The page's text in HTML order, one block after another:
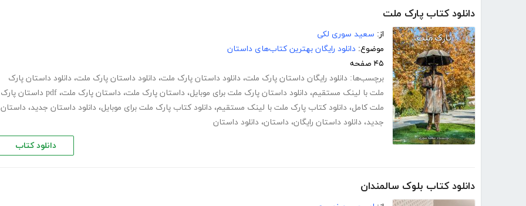
دانلود کتاب پارک ملت
از: سعید سوری لکی
موضوع: دانلود رایگان بهترین کتاب‌های داستان
۴۵ صفحه
برچسب‌ها: دانلود رایگان داستان پارک ملت، دانلود داستان پارک ملت، دانلود داستان پارک ملت، دانلود داستان پارک
ملت با لینک مستقیم، دانلود داستان پارک ملت برای موبایل، داستان پارک ملت، داستان پارک ملت،
pdf داستان پارک
ملت کامل، دانلود کتاب پارک ملت با لینک مستقیم، دانلود کتاب پارک ملت برای موبایل، دانلود داستان جدید، داستان
جدید، دانلود داستان رایگان، داستان، دانلود داستان
دانلود کتاب
دانلود کتاب بلوک سالمندان